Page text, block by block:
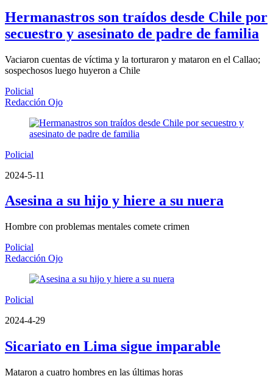
Hermanastros son traídos desde Chile por
secuestro y asesinato de padre de familia
Vaciaron cuentas de víctima y la torturaron y mataron en el Callao;
sospechosos luego huyeron a Chile
Policial
Redacción Ojo
Policial
2024-5-11
Asesina a su hijo y hiere a su nuera
Hombre con problemas mentales comete crimen
Policial
Redacción Ojo
Policial
2024-4-29
Sicariato en Lima sigue imparable
Mataron a cuatro hombres en las últimas horas